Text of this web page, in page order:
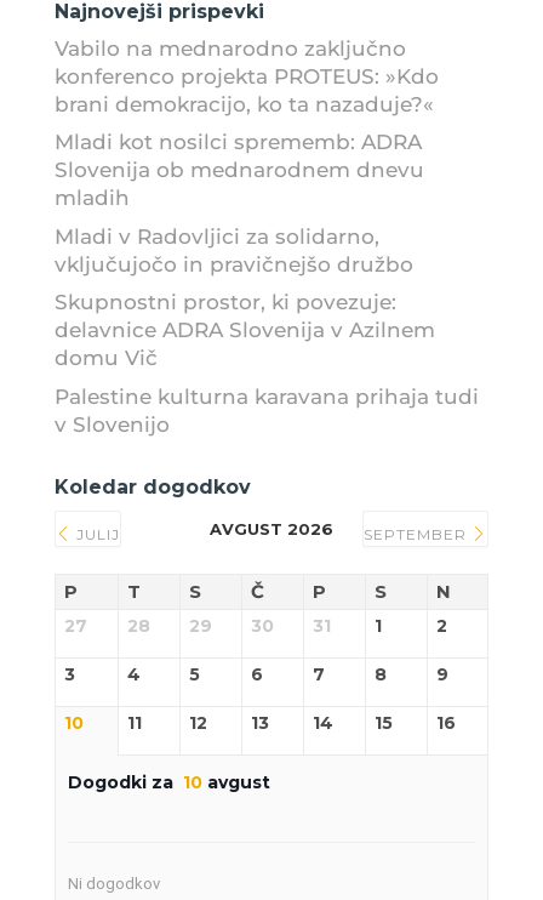
Najnovejši prispevki
Vabilo na mednarodno zaključno
konferenco projekta PROTEUS: »Kdo
brani demokracijo, ko ta nazaduje?«
Mladi kot nosilci sprememb: ADRA
Slovenija ob mednarodnem dnevu
mladih
Mladi v Radovljici za solidarno,
vključujočo in pravičnejšo družbo
Skupnostni prostor, ki povezuje:
delavnice ADRA Slovenija v Azilnem
domu Vič
Palestine kulturna karavana prihaja tudi
v Slovenijo
Koledar dogodkov
JULIJ AVGUST 2026 SEPTEMBER
P T S Č P S N
27 28 29 30 31 1 2
3 4 5 6 7 8 9
10 11 12 13 14 15 16
Dogodki za 10avgust
Ni dogodkov